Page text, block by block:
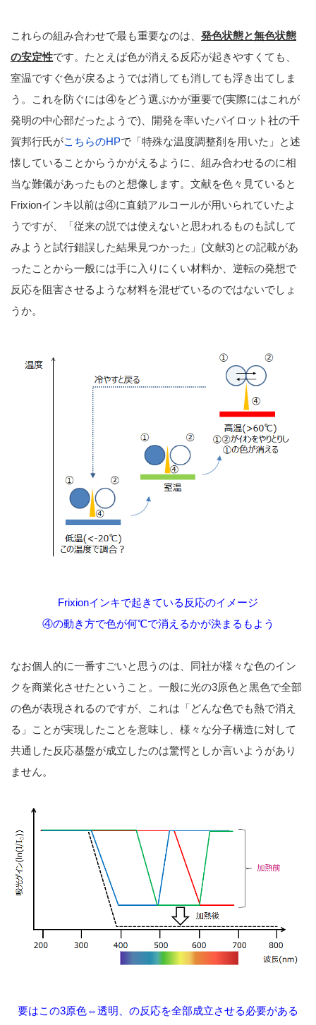
これらの組み合わせで最も重要なのは、 発色状態と無色状態
の安定性です。たとえば色が消える反応が起きやすくても、
室温ですぐ色が戻るようでは消しても消しても浮き出てしま
う。これを防ぐには④をどう選ぶかが重要で(実際にはこれが
発明の中心部だったようで)、開発を率いたパイロット社の千
賀邦行氏がこちらのHPで「特殊な温度調整剤を用いた」と述
懐していることからうかがえるように、組み合わせるのに相
当な難儀があったものと想像します。文献を色々見ていると
Frixionインキ以前は④に直鎖アルコールが用いられていたよ
うですが、「従来の説では使えないと思われるものも試して
みようと試行錯誤した結果見つかった」(文献3)との記載があ
ったことから一般には手に入りにくい材料か、逆転の発想で
反応を阻害させるような材料を混ぜているのではないでしょ
うか。
Frixionインキで起きている反応のイメージ
④の動き方で色が何℃で消えるかが決まるもよう
なお個人的に一番すごいと思うのは、同社が様々な色のイン
クを商業化させたということ。一般に光の3原色と黒色で全部
の色が表現されるのですが、これは「どんな色でも熱で消え
る」ことが実現したことを意味し、様々な分子構造に対して
共通した反応基盤が成立したのは驚愕としか言いようがあり
ません。
要はこの3原色⇔透明、の反応を全部成立させる必要がある